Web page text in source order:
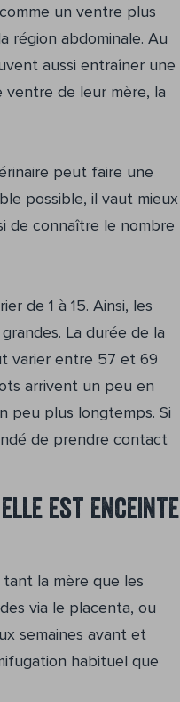
un ventre plus
région abdominale. Au
aussi entraîner une
ventre de leur mère, la
peut faire une
possible, il vaut mieux
de connaître le nombre
de 1 à 15. Ainsi, les
La durée de la
varier entre 57 et 69
arrivent un peu en
peu plus longtemps. Si
de prendre contact
est enceinte
la mère que les
via le placenta, ou
semaines avant et
habituel que